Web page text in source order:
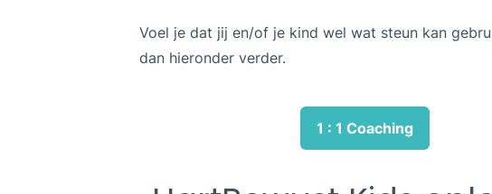
Voel je dat jij en/of je kind wel wat steun kan
dan hieronder verder.
1 : 1 Coaching